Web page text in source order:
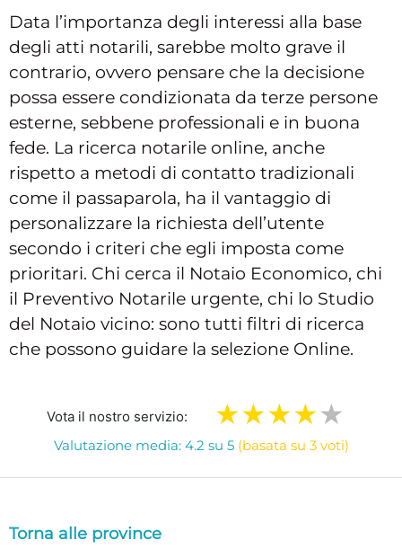
Data l’importanza degli interessi alla base
degli atti notarili, sarebbe molto grave il
contrario, ovvero pensare che la decisione
possa essere condizionata da terze persone
esterne, sebbene professionali e in buona
fede. La ricerca notarile online, anche
rispetto a metodi di contatto tradizionali
come il passaparola, ha il vantaggio di
personalizzare la richiesta dell’utente
secondo i criteri che egli imposta come
prioritari. Chi cerca il Notaio Economico, chi
il Preventivo Notarile urgente, chi lo Studio
del Notaio vicino: sono tutti filtri di ricerca
che possono guidare la selezione Online.
Vota il nostro servizio:
Valutazione media: 4.2 su 5 (basata su 3 voti)
Torna alle province